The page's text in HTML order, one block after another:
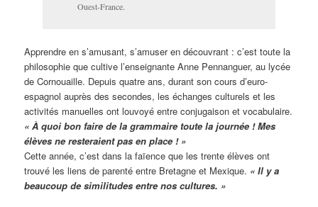
Ouest-France.
Apprendre en s’amusant, s’amuser en découvrant : c’est toute la
philosophie que cultive l’enseignante Anne Pennanguer, au lycée
de Cornouaille. Depuis quatre ans, durant son cours d’euro-
espagnol auprès des secondes, les échanges culturels et les
activités manuelles ont louvoyé entre conjugaison et vocabulaire.
« À quoi bon faire de la grammaire toute la journée ! Mes
élèves ne resteraient pas en place ! »
Cette année, c’est dans la faïence que les trente élèves ont
trouvé les liens de parenté entre Bretagne et Mexique. « Il y a
beaucoup de similitudes entre nos cultures. »